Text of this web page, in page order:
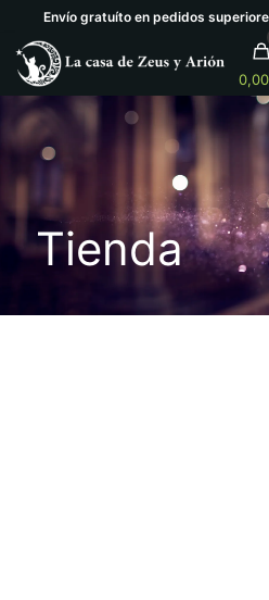
Envío gratuíto en pedidos
Tienda